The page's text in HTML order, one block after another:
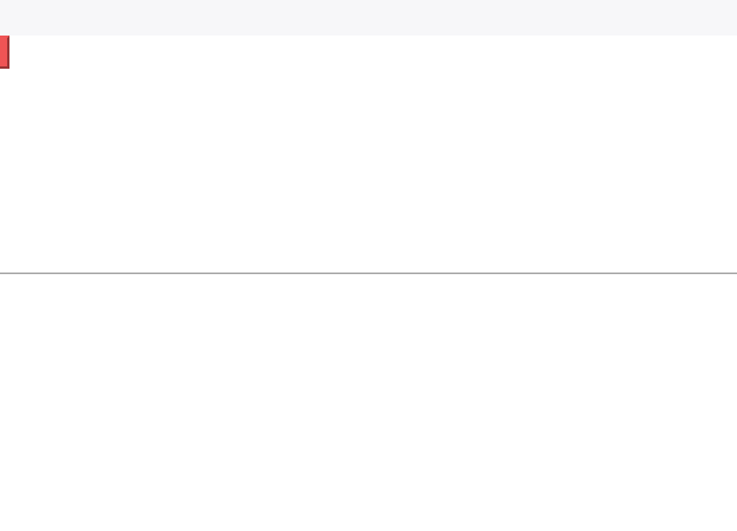
าน ขายของ ติดหน้าแรก Google Ai
ะดีมีอยู่จริง" (เหมาะกับพ่อค้าแม่ค้า)
✨
งลงโพสต์อสังหาฯ รับโพสเว็บบอร์ดSEO ดันติดหน้าแรก Google AI ชัวร์ 🎯 … ให้เราจัดการให้! ด้วยร